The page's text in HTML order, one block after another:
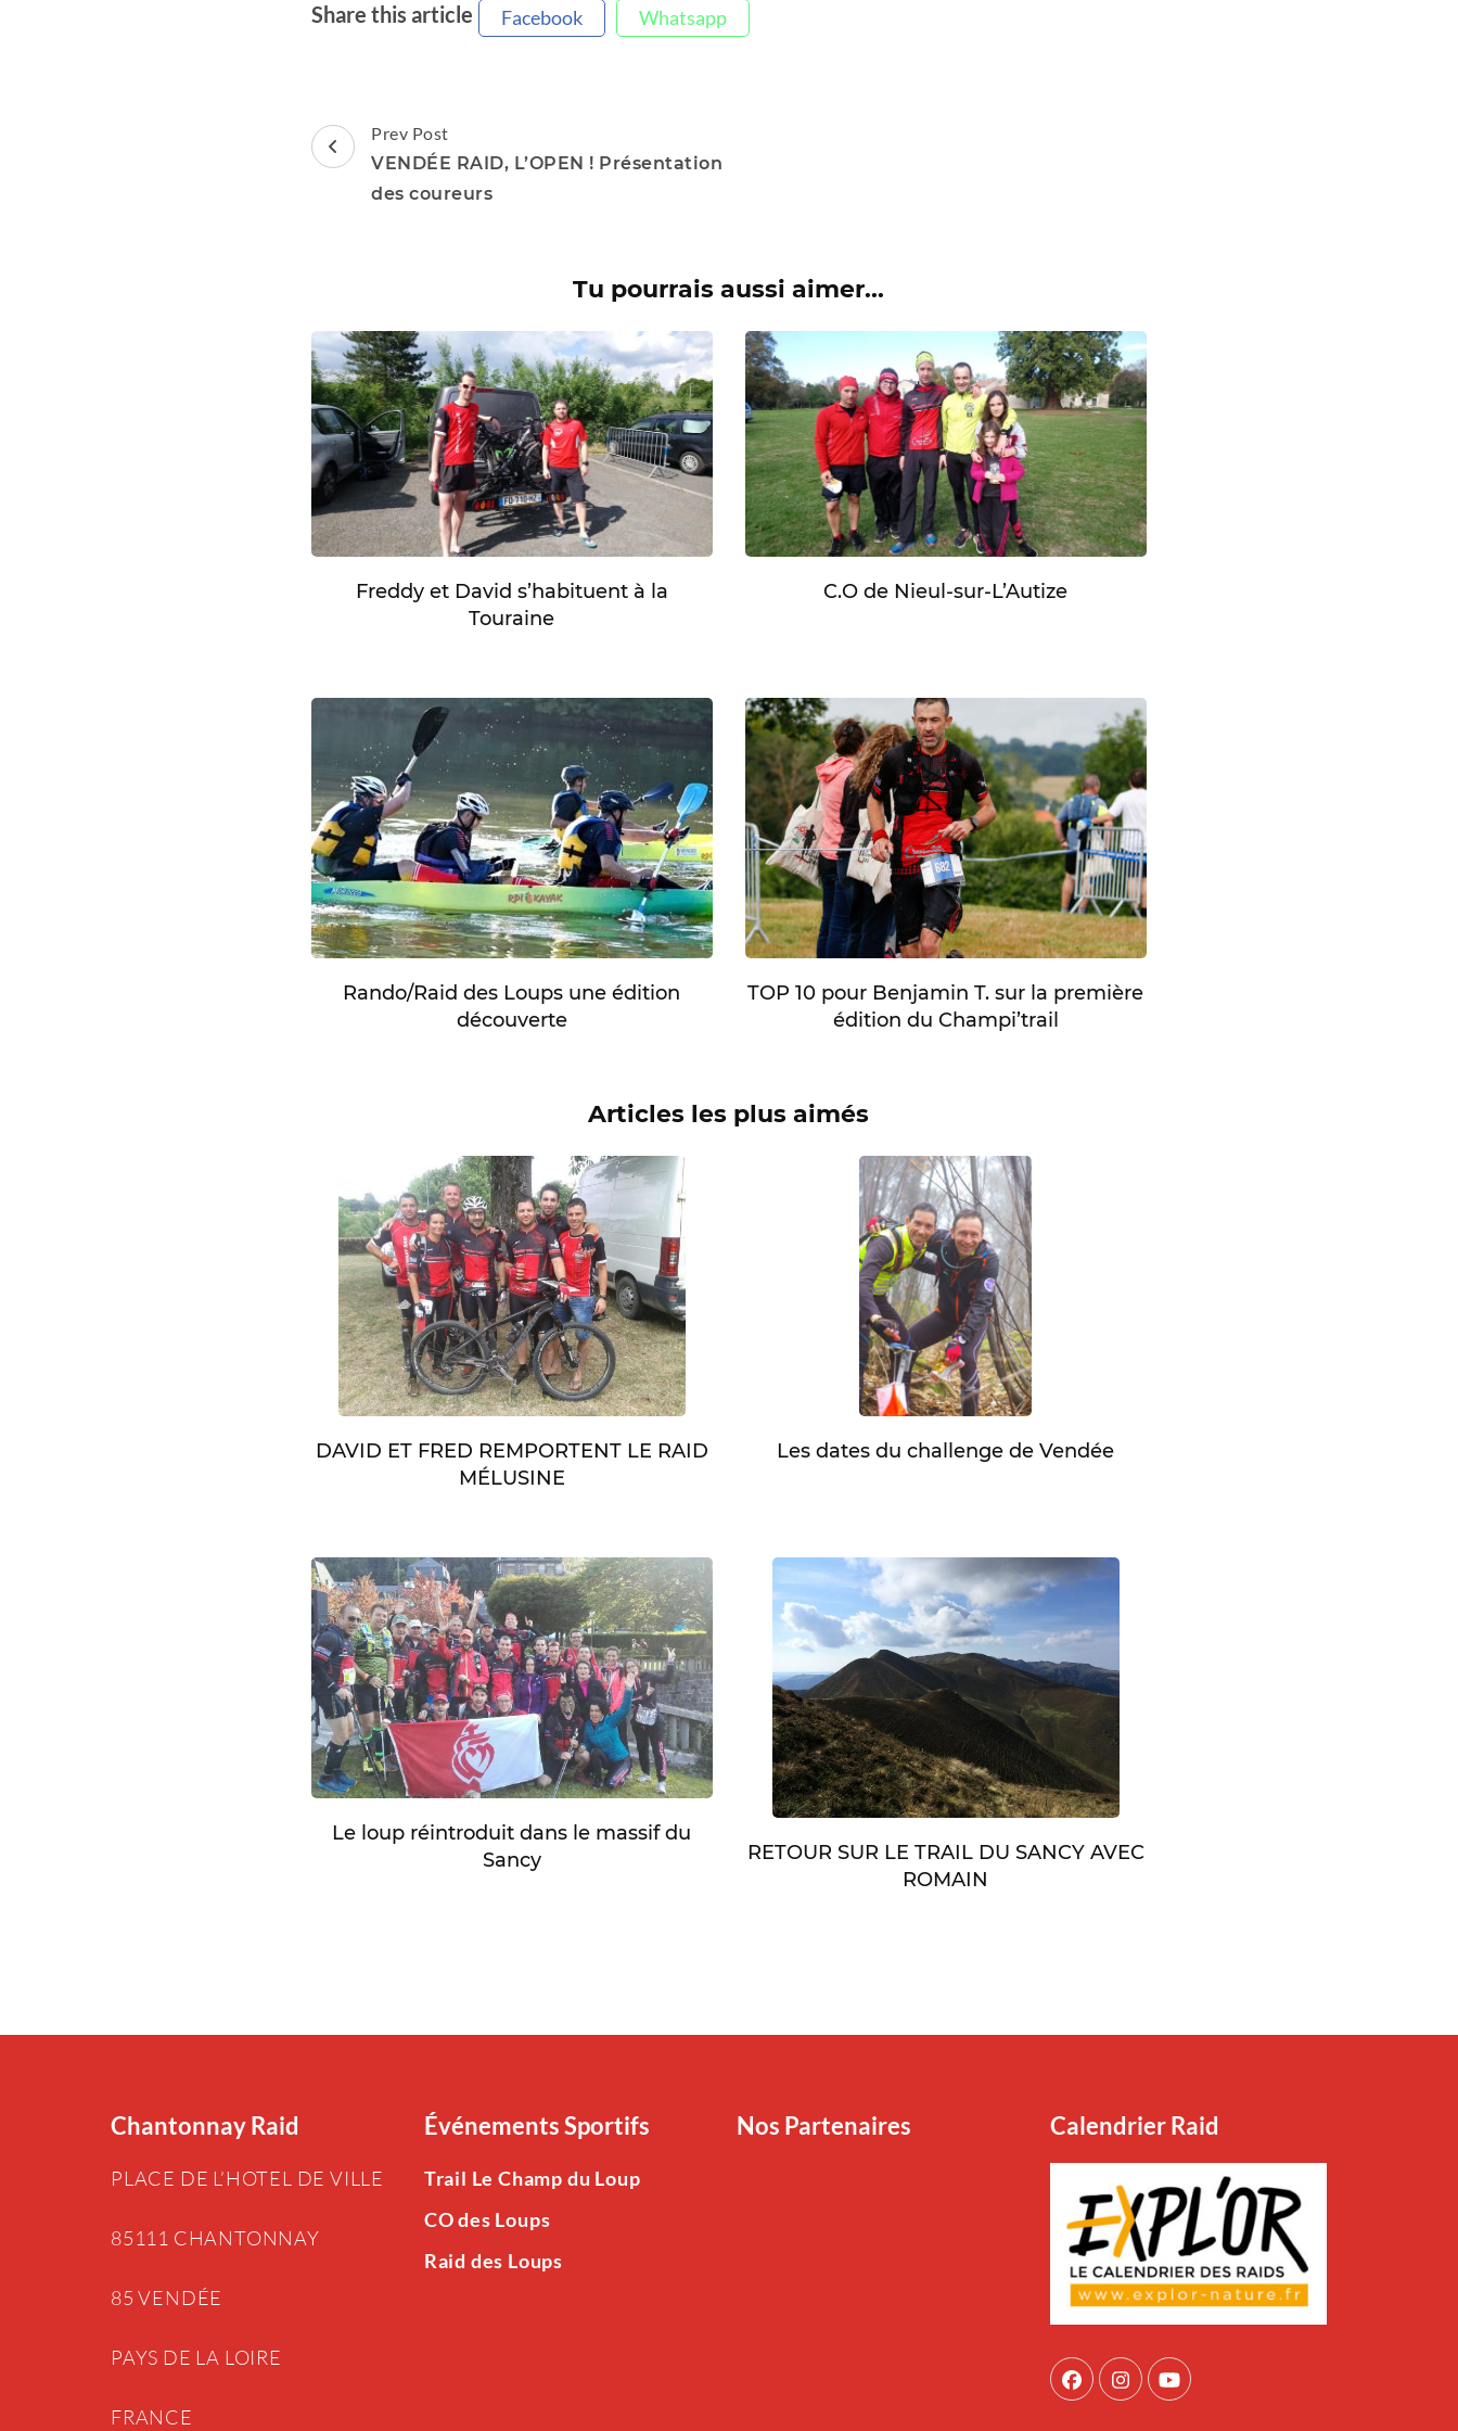
Share this article Facebook Whatsapp
Post
Navigation
Prev Post
VENDÉE RAID, L’OPEN ! Présentation
des coureurs
Tu pourrais aussi aimer...
Freddy et David s’habituent à la
Touraine
C.O de Nieul-sur-L’Autize
Rando/Raid des Loups une édition
découverte
TOP 10 pour Benjamin T. sur la première
édition du Champi’trail
Articles les plus aimés
DAVID ET FRED REMPORTENT LE RAID
MÉLUSINE
Les dates du challenge de Vendée
Le loup réintroduit dans le massif du
Sancy
RETOUR SUR LE TRAIL DU SANCY AVEC
ROMAIN
Chantonnay Raid
PLACE DE L’HOTEL DE VILLE
85111 CHANTONNAY
85 VENDÉE
PAYS DE LA LOIRE
FRANCE
Événements Sportifs
Trail Le Champ du Loup
CO des Loups
Raid des Loups
Nos Partenaires Calendrier Raid